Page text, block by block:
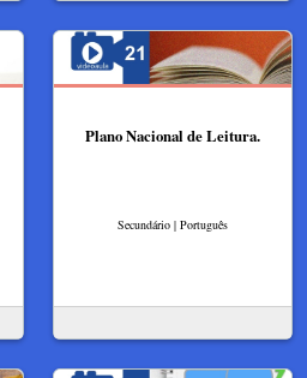
Plano Nacional de Leitura.
Secundário | Português